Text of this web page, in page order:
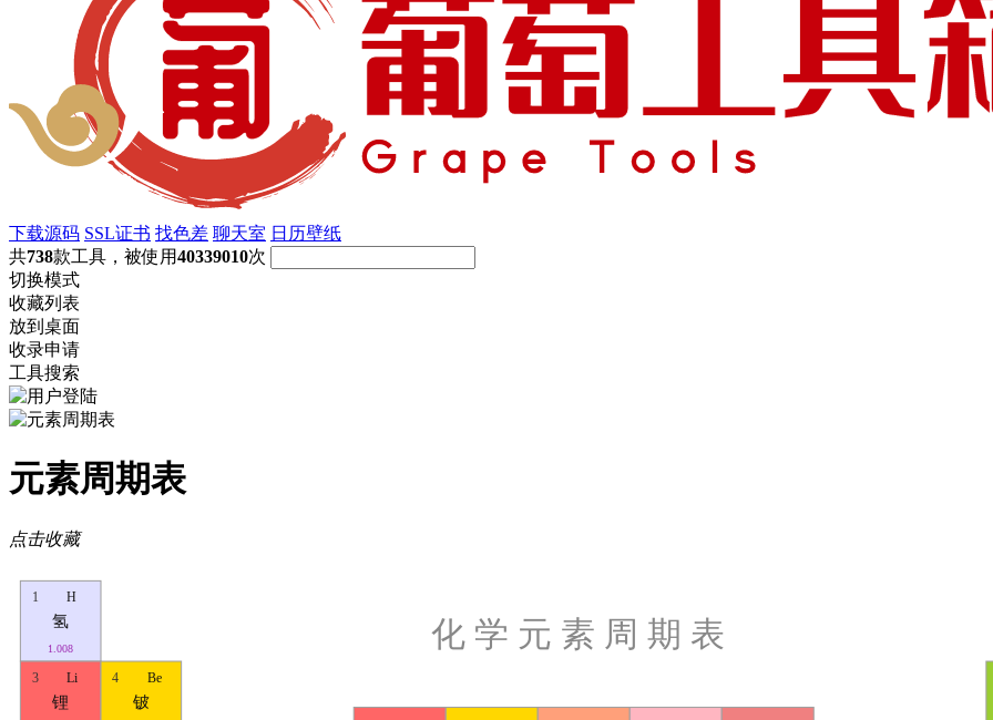
下载源码 SSL证书 找色差 聊天室 日历壁纸
共738款工具，被使用40339010次
切换模式
收藏列表
放到桌面
收录申请
工具搜索
元素周期表
点击收藏
化 学 元 素 周 期 表
1 H
氢
1.008
3 Li
锂
4 Be
铍